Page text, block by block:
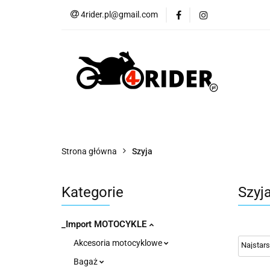
4rider.pl@gmail.com
Cross i enduro
Akcesoria
Strona główna Szyja
Kategorie
_Import MOTOCYKLE
Akcesoria motocyklowe
Bagaż